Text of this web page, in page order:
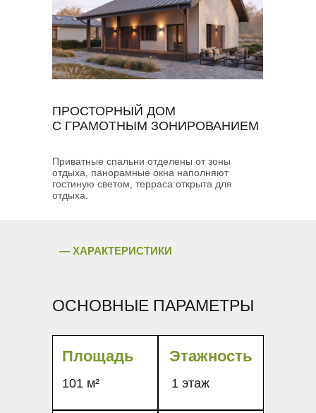
Приватные спальни отделены от зоны
отдыха, панорамные окна наполняют
гостиную светом, терраса открыта для
отдыха.
ПРОСТОРНЫЙ ДОМ
С ГРАМОТНЫМ ЗОНИРОВАНИЕМ
— ХАРАКТЕРИСТИКИ
ОСНОВНЫЕ ПАРАМЕТРЫ
Площадь
101 м²
Этажность
1 этаж